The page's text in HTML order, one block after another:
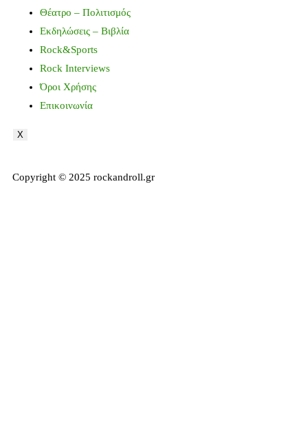
Θέατρο – Πολιτισμός
Εκδηλώσεις – Βιβλία
Rock&Sports
Rock Interviews
Όροι Χρήσης
Επικοινωνία
X
Copyright © 2025 rockandroll.gr